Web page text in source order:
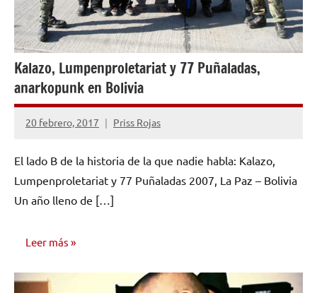
Kalazo, Lumpenproletariat y 77 Puñaladas,
anarkopunk en Bolivia
20 febrero, 2017 Priss Rojas
No
comentarios
El lado B de la historia de la que nadie habla: Kalazo,
Lumpenproletariat y 77 Puñaladas 2007, La Paz – Bolivia
Un año lleno de […]
Leer más
INVESTIGACIÓN